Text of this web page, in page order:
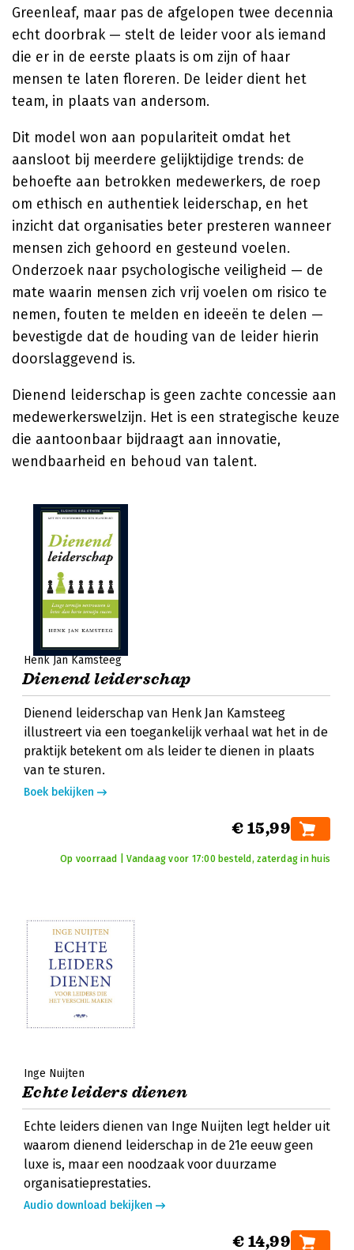
Greenleaf, maar pas de afgelopen twee decennia
echt doorbrak — stelt de leider voor als iemand
die er in de eerste plaats is om zijn of haar
mensen te laten floreren. De leider dient het
team, in plaats van andersom.
Dit model won aan populariteit omdat het
aansloot bij meerdere gelijktijdige trends: de
behoefte aan betrokken medewerkers, de roep
om ethisch en authentiek leiderschap, en het
inzicht dat organisaties beter presteren wanneer
mensen zich gehoord en gesteund voelen.
Onderzoek naar psychologische veiligheid — de
mate waarin mensen zich vrij voelen om risico te
nemen, fouten te melden en ideeën te delen —
bevestigde dat de houding van de leider hierin
doorslaggevend is.
Dienend leiderschap is geen zachte concessie aan
medewerkerswelzijn. Het is een strategische keuze
die aantoonbaar bijdraagt aan innovatie,
wendbaarheid en behoud van talent.
Henk Jan Kamsteeg
Dienend leiderschap
Dienend leiderschap van Henk Jan Kamsteeg
illustreert via een toegankelijk verhaal wat het in de
praktijk betekent om als leider te dienen in plaats
van te sturen.
Boek bekijken
€ 15,99
Op voorraad | Vandaag voor 17:00 besteld, zaterdag in huis
Inge Nuijten
Echte leiders dienen
Echte leiders dienen van Inge Nuijten legt helder uit
waarom dienend leiderschap in de 21e eeuw geen
luxe is, maar een noodzaak voor duurzame
organisatieprestaties.
Audio download bekijken
€ 14,99